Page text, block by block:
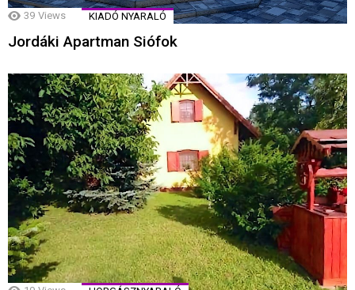
39 Views KIADÓ NYARALÓ
Jordáki Apartman Siófok